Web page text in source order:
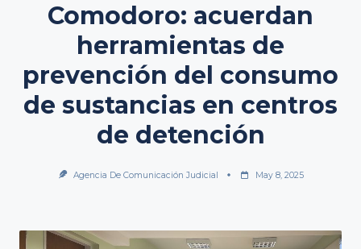
Comodoro: acuerdan
herramientas de
prevención del consumo
de sustancias en centros
de detención
Agencia De Comunicación Judicial May 8, 2025